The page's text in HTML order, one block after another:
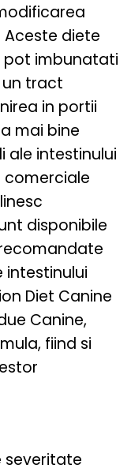
diete
pot imbunatati
tract
in portii
mai bine
ale intestinului
comerciale
disponibile
intestinului
Diet Canine
Canine,
, fiind si
severitate